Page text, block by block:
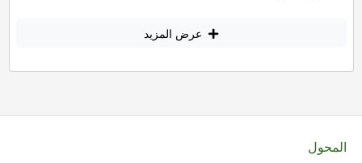
عرض المزيد
المحول